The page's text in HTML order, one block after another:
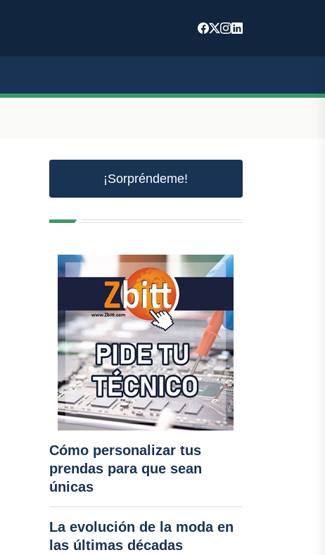
¡Sorpréndeme!
Cómo personalizar tus
prendas para que sean
únicas
La evolución de la moda en
las últimas décadas